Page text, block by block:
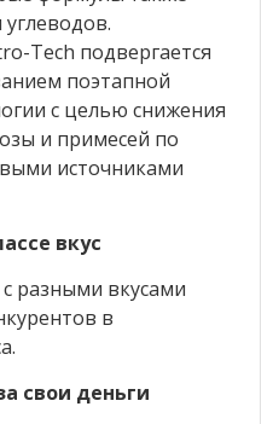
Tech подвергается
поэтапной
с целью снижения
и примесей по
источниками
вкус
разными вкусами
в
свои деньги